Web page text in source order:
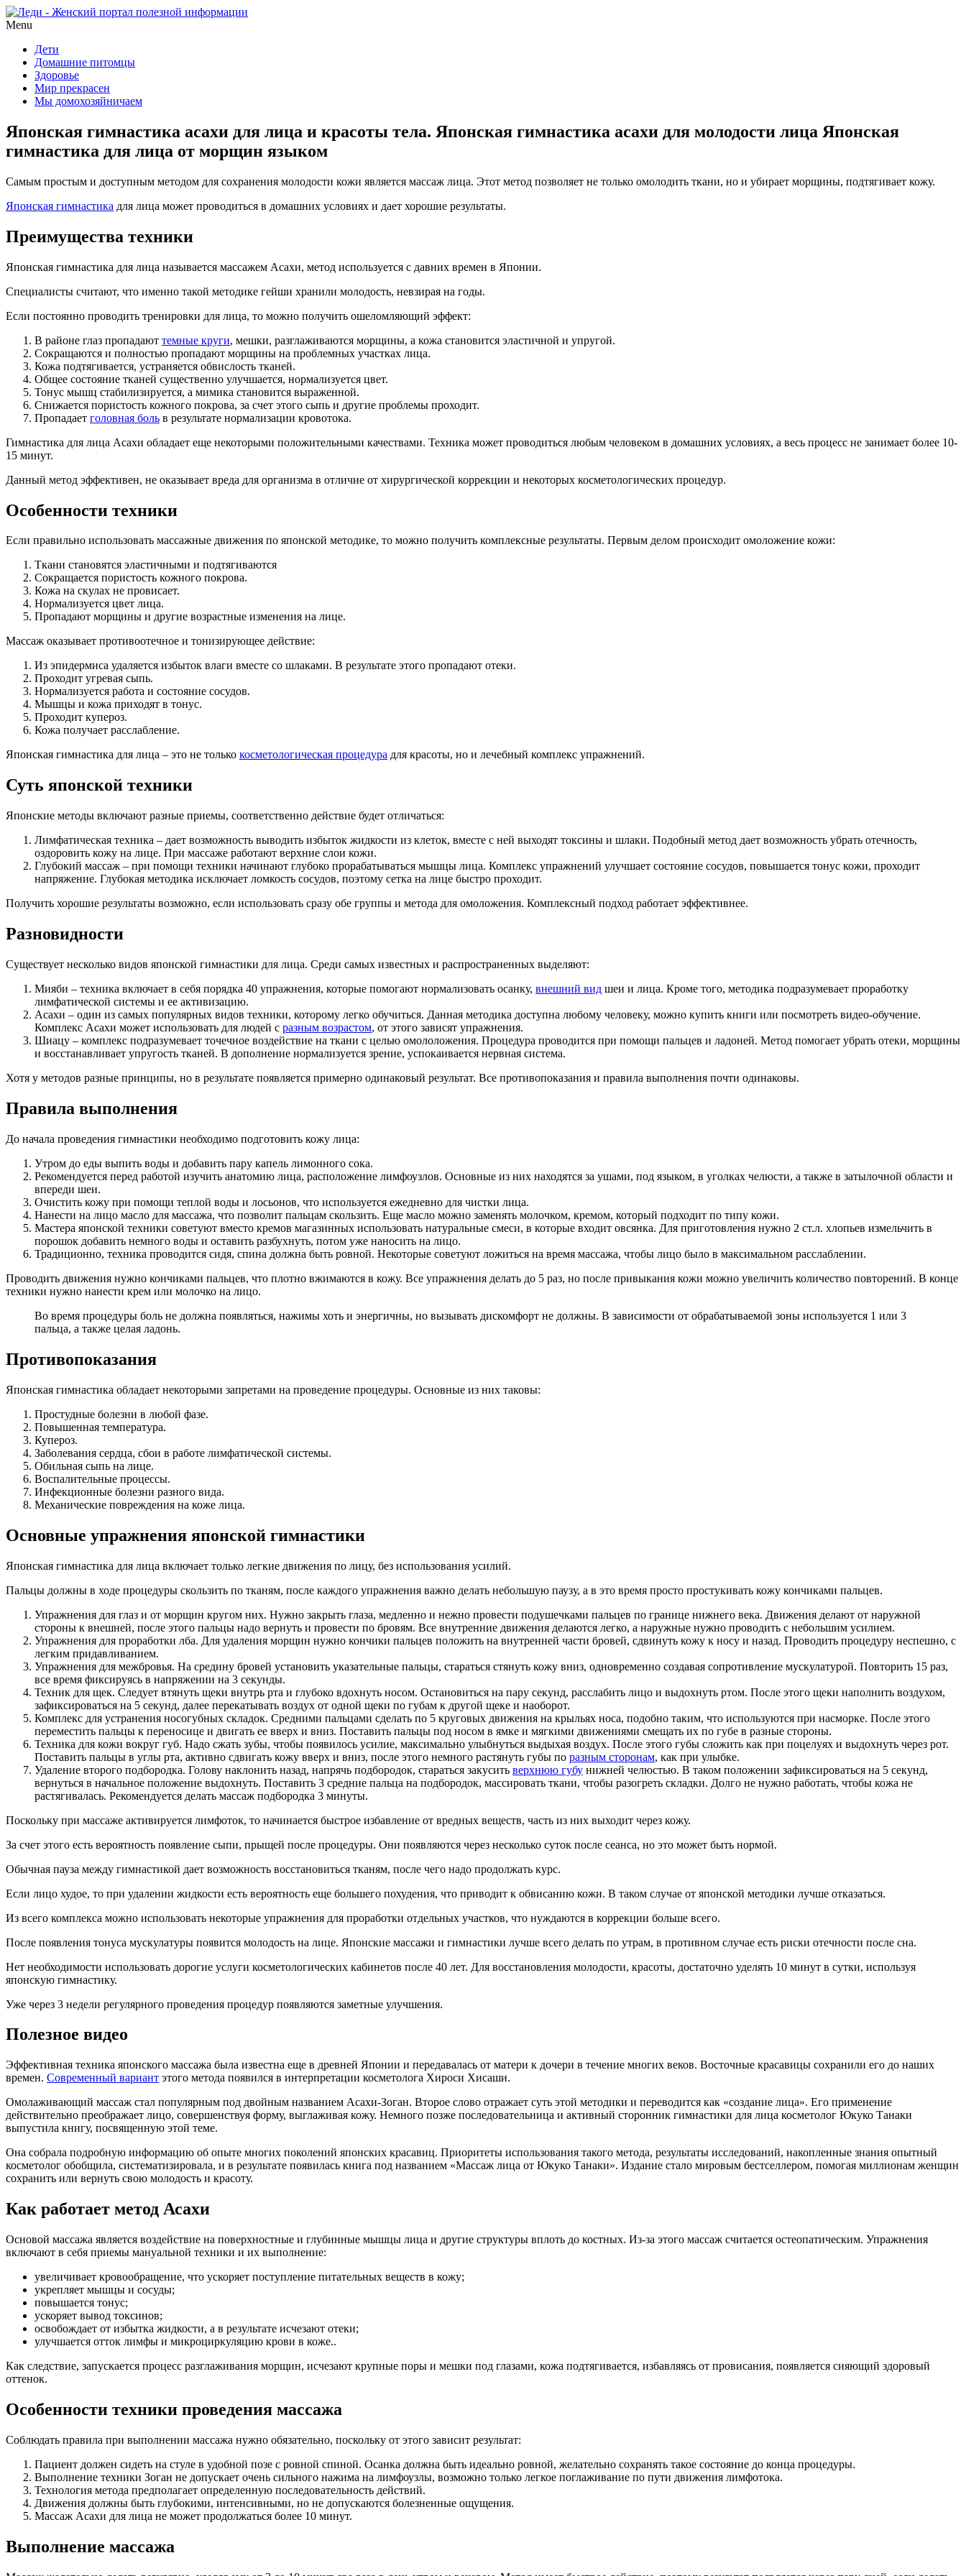
Menu
Дети
Домашние питомцы
Здоровье
Мир прекрасен
Мы домохозяйничаем
Японская гимнастика асахи для лица и красоты тела. Японская гимнастика асахи для молодости лица Японская
гимнастика для лица от морщин языком
Самым простым и доступным методом для сохранения молодости кожи является массаж лица. Этот метод позволяет не только омолодить ткани, но и убирает морщины, подтягивает кожу.
Японская гимнастика для лица может проводиться в домашних условиях и дает хорошие результаты.
Преимущества техники
Японская гимнастика для лица называется массажем Асахи, метод используется с давних времен в Японии.
Специалисты считают, что именно такой методике гейши хранили молодость, невзирая на годы.
Если постоянно проводить тренировки для лица, то можно получить ошеломляющий эффект:
В районе глаз пропадают темные круги, мешки, разглаживаются морщины, а кожа становится эластичной и упругой.
Сокращаются и полностью пропадают морщины на проблемных участках лица.
Кожа подтягивается, устраняется обвислость тканей.
Общее состояние тканей существенно улучшается, нормализуется цвет.
Тонус мышц стабилизируется, а мимика становится выраженной.
Снижается пористость кожного покрова, за счет этого сыпь и другие проблемы проходит.
Пропадает головная боль в результате нормализации кровотока.
Гимнастика для лица Асахи обладает еще некоторыми положительными качествами. Техника может проводиться любым человеком в домашних условиях, а весь процесс не занимает более 10-
15 минут.
Данный метод эффективен, не оказывает вреда для организма в отличие от хирургической коррекции и некоторых косметологических процедур.
Особенности техники
Если правильно использовать массажные движения по японской методике, то можно получить комплексные результаты. Первым делом происходит омоложение кожи:
Ткани становятся эластичными и подтягиваются
Сокращается пористость кожного покрова.
Кожа на скулах не провисает.
Нормализуется цвет лица.
Пропадают морщины и другие возрастные изменения на лице.
Массаж оказывает противоотечное и тонизирующее действие:
Из эпидермиса удаляется избыток влаги вместе со шлаками. В результате этого пропадают отеки.
Проходит угревая сыпь.
Нормализуется работа и состояние сосудов.
Мышцы и кожа приходят в тонус.
Проходит купероз.
Кожа получает расслабление.
Японская гимнастика для лица – это не только косметологическая процедура для красоты, но и лечебный комплекс упражнений.
Суть японской техники
Японские методы включают разные приемы, соответственно действие будет отличаться:
Лимфатическая техника – дает возможность выводить избыток жидкости из клеток, вместе с ней выходят токсины и шлаки. Подобный метод дает возможность убрать отечность,
оздоровить кожу на лице. При массаже работают верхние слои кожи.
Глубокий массаж – при помощи техники начинают глубоко прорабатываться мышцы лица. Комплекс упражнений улучшает состояние сосудов, повышается тонус кожи, проходит
напряжение. Глубокая методика исключает ломкость сосудов, поэтому сетка на лице быстро проходит.
Получить хорошие результаты возможно, если использовать сразу обе группы и метода для омоложения. Комплексный подход работает эффективнее.
Разновидности
Существует несколько видов японской гимнастики для лица. Среди самых известных и распространенных выделяют:
Мияби – техника включает в себя порядка 40 упражнения, которые помогают нормализовать осанку, внешний вид шеи и лица. Кроме того, методика подразумевает проработку
лимфатической системы и ее активизацию.
Асахи – один из самых популярных видов техники, которому легко обучиться. Данная методика доступна любому человеку, можно купить книги или посмотреть видео-обучение.
Комплекс Асахи может использовать для людей с разным возрастом, от этого зависят упражнения.
Шиацу – комплекс подразумевает точечное воздействие на ткани с целью омололожения. Процедура проводится при помощи пальцев и ладоней. Метод помогает убрать отеки, морщины
и восстанавливает упругость тканей. В дополнение нормализуется зрение, успокаивается нервная система.
Хотя у методов разные принципы, но в результате появляется примерно одинаковый результат. Все противопоказания и правила выполнения почти одинаковы.
Правила выполнения
До начала проведения гимнастики необходимо подготовить кожу лица:
Утром до еды выпить воды и добавить пару капель лимонного сока.
Рекомендуется перед работой изучить анатомию лица, расположение лимфоузлов. Основные из них находятся за ушами, под языком, в уголках челюсти, а также в затылочной области и
впереди шеи.
Очистить кожу при помощи теплой воды и лосьонов, что используется ежедневно для чистки лица.
Нанести на лицо масло для массажа, что позволит пальцам скользить. Еще масло можно заменять молочком, кремом, который подходит по типу кожи.
Мастера японской техники советуют вместо кремов магазинных использовать натуральные смеси, в которые входит овсянка. Для приготовления нужно 2 ст.л. хлопьев измельчить в
порошок добавить немного воды и оставить разбухнуть, потом уже наносить на лицо.
Традиционно, техника проводится сидя, спина должна быть ровной. Некоторые советуют ложиться на время массажа, чтобы лицо было в максимальном расслаблении.
Проводить движения нужно кончиками пальцев, что плотно вжимаются в кожу. Все упражнения делать до 5 раз, но после привыкания кожи можно увеличить количество повторений. В конце
техники нужно нанести крем или молочко на лицо.
Во время процедуры боль не должна появляться, нажимы хоть и энергичны, но вызывать дискомфорт не должны. В зависимости от обрабатываемой зоны используется 1 или 3
пальца, а также целая ладонь.
Противопоказания
Японская гимнастика обладает некоторыми запретами на проведение процедуры. Основные из них таковы:
Простудные болезни в любой фазе.
Повышенная температура.
Купероз.
Заболевания сердца, сбои в работе лимфатической системы.
Обильная сыпь на лице.
Воспалительные процессы.
Инфекционные болезни разного вида.
Механические повреждения на коже лица.
Основные упражнения японской гимнастики
Японская гимнастика для лица включает только легкие движения по лицу, без использования усилий.
Пальцы должны в ходе процедуры скользить по тканям, после каждого упражнения важно делать небольшую паузу, а в это время просто простукивать кожу кончиками пальцев.
Упражнения для глаз и от морщин кругом них. Нужно закрыть глаза, медленно и нежно провести подушечками пальцев по границе нижнего века. Движения делают от наружной
стороны к внешней, после этого пальцы надо вернуть и провести по бровям. Все внутренние движения делаются легко, а наружные нужно проводить с небольшим усилием.
Упражнения для проработки лба. Для удаления морщин нужно кончики пальцев положить на внутренней части бровей, сдвинуть кожу к носу и назад. Проводить процедуру неспешно, с
легким придавливанием.
Упражнения для межбровья. На средину бровей установить указательные пальцы, стараться стянуть кожу вниз, одновременно создавая сопротивление мускулатурой. Повторить 15 раз,
все время фиксируясь в напряжении на 3 секунды.
Техник для щек. Следует втянуть щеки внутрь рта и глубоко вдохнуть носом. Остановиться на пару секунд, расслабить лицо и выдохнуть ртом. После этого щеки наполнить воздухом,
зафиксироваться на 5 секунд, далее перекатывать воздух от одной щеки по губам к другой щеке и наоборот.
Комплекс для устранения носогубных складок. Средними пальцами сделать по 5 круговых движения на крыльях носа, подобно таким, что используются при насморке. После этого
переместить пальцы к переносице и двигать ее вверх и вниз. Поставить пальцы под носом в ямке и мягкими движениями смещать их по губе в разные стороны.
Техника для кожи вокруг губ. Надо сжать зубы, чтобы появилось усилие, максимально улыбнуться выдыхая воздух. После этого губы сложить как при поцелуях и выдохнуть через рот.
Поставить пальцы в углы рта, активно сдвигать кожу вверх и вниз, после этого немного растянуть губы по разным сторонам, как при улыбке.
Удаление второго подбородка. Голову наклонить назад, напрячь подбородок, стараться закусить верхнюю губу нижней челюстью. В таком положении зафиксироваться на 5 секунд,
вернуться в начальное положение выдохнуть. Поставить 3 средние пальца на подбородок, массировать ткани, чтобы разогреть складки. Долго не нужно работать, чтобы кожа не
растягивалась. Рекомендуется делать массаж подбородка 3 минуты.
Поскольку при массаже активируется лимфоток, то начинается быстрое избавление от вредных веществ, часть из них выходит через кожу.
За счет этого есть вероятность появление сыпи, прыщей после процедуры. Они появляются через несколько суток после сеанса, но это может быть нормой.
Обычная пауза между гимнастикой дает возможность восстановиться тканям, после чего надо продолжать курс.
Если лицо худое, то при удалении жидкости есть вероятность еще большего похудения, что приводит к обвисанию кожи. В таком случае от японской методики лучше отказаться.
Из всего комплекса можно использовать некоторые упражнения для проработки отдельных участков, что нуждаются в коррекции больше всего.
После появления тонуса мускулатуры появится молодость на лице. Японские массажи и гимнастики лучше всего делать по утрам, в противном случае есть риски отечности после сна.
Нет необходимости использовать дорогие услуги косметологических кабинетов после 40 лет. Для восстановления молодости, красоты, достаточно уделять 10 минут в сутки, используя
японскую гимнастику.
Уже через 3 недели регулярного проведения процедур появляются заметные улучшения.
Полезное видео
Эффективная техника японского массажа была известна еще в древней Японии и передавалась от матери к дочери в течение многих веков. Восточные красавицы сохранили его до наших
времен. Современный вариант этого метода появился в интерпретации косметолога Хироси Хисаши.
Омолаживающий массаж стал популярным под двойным названием Асахи-Зоган. Второе слово отражает суть этой методики и переводится как «создание лица». Его применение
действительно преображает лицо, совершенствуя форму, выглаживая кожу. Немного позже последовательница и активный сторонник гимнастики для лица косметолог Юкуко Танаки
выпустила книгу, посвященную этой теме.
Она собрала подробную информацию об опыте многих поколений японских красавиц. Приоритеты использования такого метода, результаты исследований, накопленные знания опытный
косметолог обобщила, систематизировала, и в результате появилась книга под названием «Массаж лица от Юкуко Танаки». Издание стало мировым бестселлером, помогая миллионам женщин
сохранить или вернуть свою молодость и красоту.
Как работает метод Асахи
Основой массажа является воздействие на поверхностные и глубинные мышцы лица и другие структуры вплоть до костных. Из-за этого массаж считается остеопатическим. Упражнения
включают в себя приемы мануальной техники и их выполнение:
увеличивает кровообращение, что ускоряет поступление питательных веществ в кожу;
укрепляет мышцы и сосуды;
повышается тонус;
ускоряет вывод токсинов;
освобождает от избытка жидкости, а в результате исчезают отеки;
улучшается отток лимфы и микроциркуляцию крови в коже..
Как следствие, запускается процесс разглаживания морщин, исчезают крупные поры и мешки под глазами, кожа подтягивается, избавляясь от провисания, появляется сияющий здоровый
оттенок.
Особенности техники проведения массажа
Соблюдать правила при выполнении массажа нужно обязательно, поскольку от этого зависит результат:
Пациент должен сидеть на стуле в удобной позе с ровной спиной. Осанка должна быть идеально ровной, желательно сохранять такое состояние до конца процедуры.
Выполнение техники Зоган не допускает очень сильного нажима на лимфоузлы, возможно только легкое поглаживание по пути движения лимфотока.
Технология метода предполагает определенную последовательность действий.
Движения должны быть глубокими, интенсивными, но не допускаются болезненные ощущения.
Массаж Асахи для лица не может продолжаться более 10 минут.
Выполнение массажа